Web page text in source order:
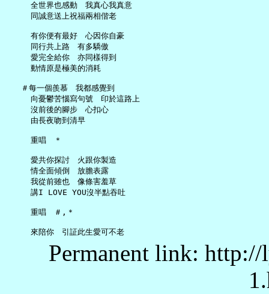
     全世界也感動　我真心我真意
     同誠意送上祝福兩相偕老
     有你便有最好　心因你自豪
     同行共上路　有多驕傲
     愛完全給你　亦同樣得到
     動情原是極美的消耗
   ＃每一個羨慕　我都感覺到
     向憂鬱苦惱寫句號　印於這路上
     沒前後的腳步　心扣心
     由長夜吻到清早
     重唱　＊
     愛共你探討　火跟你製造
     情全面傾倒　放膽表露
     我從前雖也　像條害羞草
     講I LOVE YOU沒半點吞吐
     重唱　＃,＊
Permanent link: